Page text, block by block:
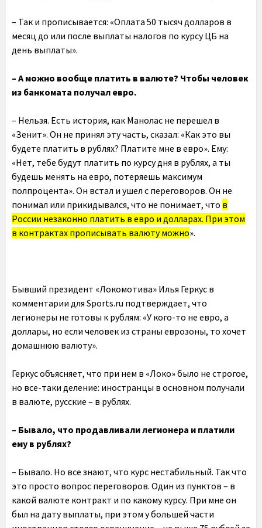
– Так и прописывается: «Оплата 50 тысяч долларов в
месяц до или после выплаты налогов по курсу ЦБ на
день выплаты».
– А можно вообще платить в валюте? Чтобы человек
из банкомата получал евро.
– Нельзя. Есть история, как Манолас не перешел в
«Зенит». Он не принял эту часть, сказал: «Как это вы
будете платить в рублях? Платите мне в евро». Ему:
«Нет, тебе будут платить по курсу дня в рублях, а ты
будешь менять на евро, потеряешь максимум
полпроцента». Он встал и ушел с переговоров. Он не
понимал или прикидывался, что не понимает, что в
России незаконно платить в евро и долларах. При этом
в контрактах прописывать валюту можно».
Бывший президент «Локомотива» Илья Геркус в
комментарии для Sports.ru подтверждает, что
легионеры не готовы к рублям: «У кого-то не евро, а
доллары, но если человек из страны еврозоны, то хочет
домашнюю валюту».
Геркус объясняет, что при нем в «Локо» было не строгое,
но все-таки деление: иностранцы в основном получали
в валюте, русские – в рублях.
– Бывало, что продавливали легионера и платили
ему в рублях?
– Бывало. Но все знают, что курс нестабильный. Так что
это просто вопрос переговоров. Один из пунктов – в
какой валюте контракт и по какому курсу. При мне он
был на дату выплаты, при этом у большей части